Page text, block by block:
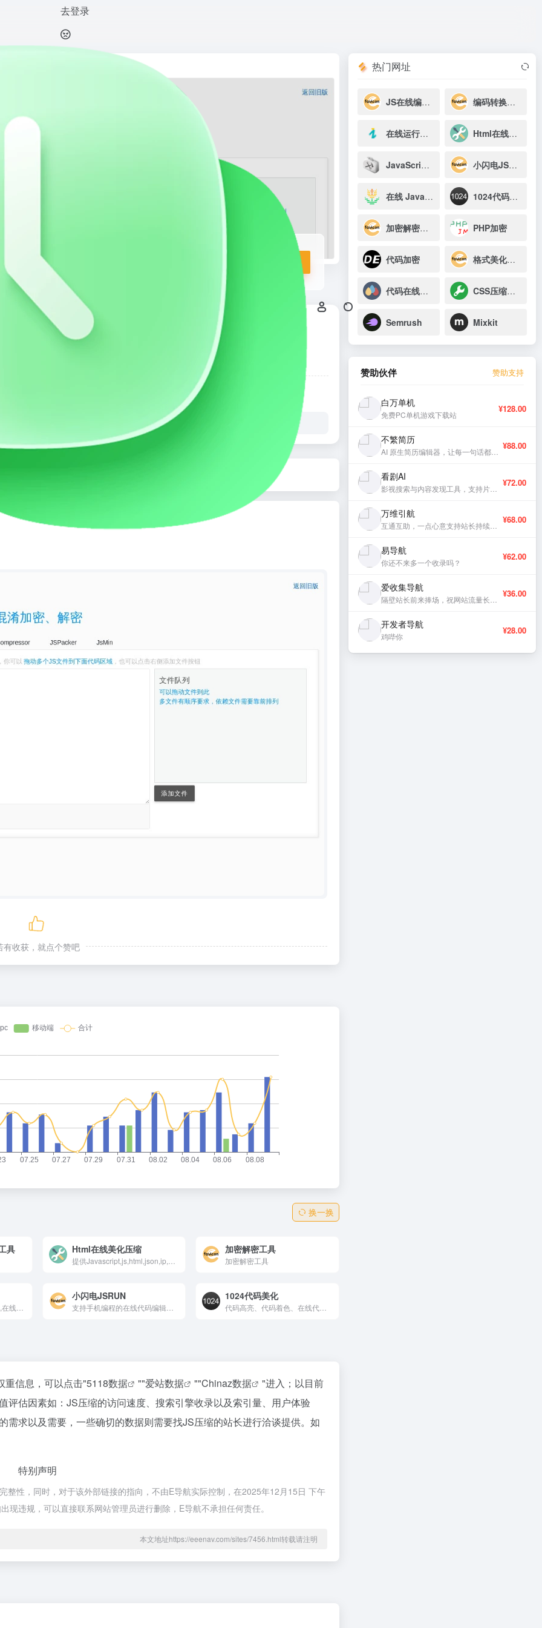
去登录
有收获，就点个赞吧
换一换
具 Html在线美化压缩 加密解密工具
加密解密工具
小闪电JSRUN 1024代码美化
重信息，可以点击"5118数据 ""爱站数据 ""Chinaz数据
"进入；以目前
估因素如：JS压缩的访问速度、搜索引擎收录以及索引量、用户体验
求以及需要，一些确切的数据则需要找JS压缩的站长进行洽谈提供。如
特别声明
整性，同时，对于该外部链接的指向，不由E导航实际控制，在2025年12月15日 下午
违规，可以直接联系网站管理员进行删除，E导航不承担任何责任。
本文地址https://eeenav.com/sites/7456.html转载请注明
热门网址
JS在线编辑器 编码转换工具
在线运行工具 Html在线美化压缩
JavaScript 混淆加密工具 小闪电JSRUN
在线 JavaScript 美化器 1024代码美化
加密解密工具 PHP加密
代码加密 格式美化工具
代码在线高亮工具 CSS压缩美化
Semrush Mixkit
赞助伙伴 赞助支持
白万单机
免费PC单机游戏下载站
¥128.00
不繁简历 ¥88.00
看剧AI ¥72.00
万维引航 ¥68.00
易导航
你还不来多一个收录吗？
¥62.00
爱收集导航 ¥36.00
开发者导航
鸡哔你
¥28.00